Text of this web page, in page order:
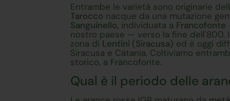
Entrambe le varietà sono originarie
Tarocco nacque da una mutazione
Sanguinello, individuata a Francofonte
nostro paese — verso la fine dell'800.
zona di Lentini (Siracusa) ed è oggi
Siracusa e Catania. Coltiviamo
storico, a Francofonte.
Qual è il periodo delle